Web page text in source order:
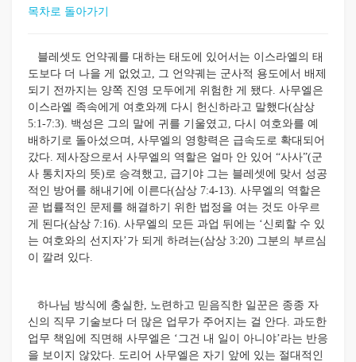
목차로 돌아가기
블레셋도 언약궤를 대하는 태도에 있어서는 이스라엘의 태
도보다 더 나을 게 없었고, 그 언약궤는 군사적 용도에서 배제
되기 전까지는 양쪽 진영 모두에게 위험한 게 됐다. 사무엘은
이스라엘 족속에게 여호와께 다시 헌신하라고 말했다(삼상
5:1-7:3). 백성은 그의 말에 귀를 기울였고, 다시 여호와를 예
배하기로 돌아섰으며, 사무엘의 영향력은 급속도로 확대되어
갔다. 제사장으로서 사무엘의 역할은 얼마 안 있어 “사사”(군
사 통치자의 뜻)로 승격했고, 급기야 그는 블레셋에 맞서 성공
적인 방어를 해내기에 이른다(삼상 7:4-13). 사무엘의 역할은
곧 법률적인 문제를 해결하기 위한 법정을 여는 것도 아우르
게 된다(삼상 7:16). 사무엘의 모든 과업 뒤에는 ‘신뢰할 수 있
는 여호와의 선지자’가 되게 하려는(삼상 3:20) 그분의 부르심
이 깔려 있다.
하나님 방식에 충실한, 노련하고 믿음직한 일꾼은 종종 자
신의 직무 기술보다 더 많은 업무가 주어지는 걸 안다. 과도한
업무 책임에 직면해 사무엘은 ‘그건 내 일이 아니야’라는 반응
을 보이지 않았다. 도리어 사무엘은 자기 앞에 있는 절대적인